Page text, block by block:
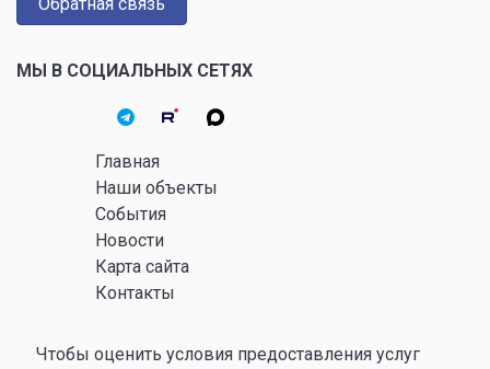
МЫ В СОЦИАЛЬНЫХ СЕТЯХ
Главная
Наши объекты
События
Новости
Карта сайта
Контакты
Чтобы оценить условия предоставления услуг